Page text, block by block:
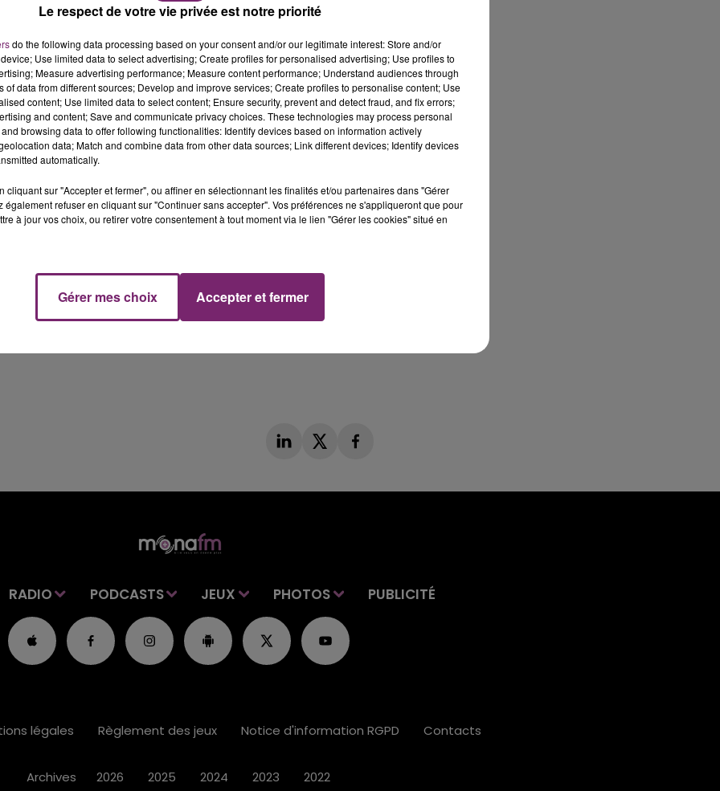
effet, le Pizza Planet prendra la place du Redd
présent dans le parc californien. Bornes d’arcades,
verts de Toy Story, ce Pizza Planet version IRL va
Selon le site américain Disney News Todays, le restaurant
et au-delà", en passant par une grande pizza
RADIO PODCASTS JEUX PHOTOS PUBLICITÉ
légales Règlement des jeux Notice d'information RGPD Contacts
Archives 2026 2025 2024 2023 2022
Le respect de votre vie privée est notre priorité
do the following data processing based on your consent and/or our legitimate interest: Store and/or
Use limited data to select advertising; Create profiles for personalised advertising; Use profiles to
Measure advertising performance; Measure content performance; Understand audiences through
of data from different sources; Develop and improve services; Create profiles to personalise content; Use
content; Use limited data to select content; Ensure security, prevent and detect fraud, and fix errors;
and content; Save and communicate privacy choices. These technologies may process personal
browsing data to offer following functionalities: Identify devices based on information actively
data; Match and combine data from other data sources; Link different devices; Identify devices
automatically.
cliquant sur "Accepter et fermer", ou affiner en sélectionnant les finalités et/ou partenaires dans "Gérer
également refuser en cliquant sur "Continuer sans accepter". Vos préférences ne s'appliqueront que pour
à jour vos choix, ou retirer votre consentement à tout moment via le lien "Gérer les cookies" situé en
Gérer mes choix Accepter et fermer